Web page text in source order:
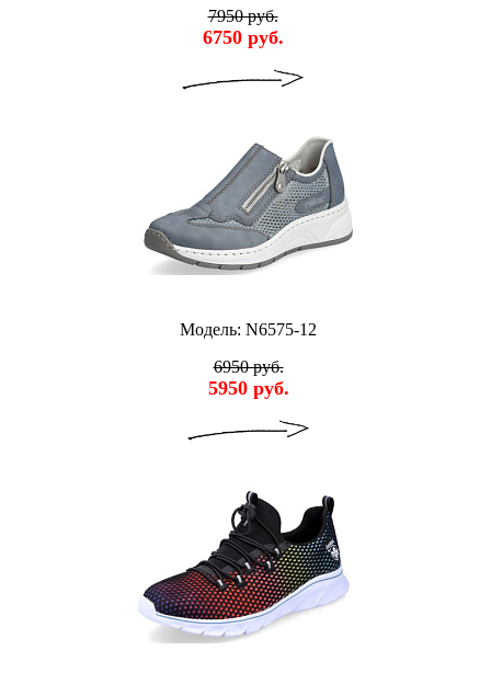
7950 руб.
6750 руб.
Модель: N6575-12
6950 руб.
5950 руб.